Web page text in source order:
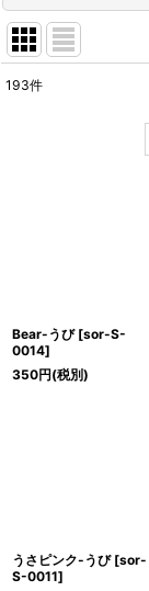
193件
Bear-うび [sor-S-
0014]
350円(税別)
うさピンク-うび [sor-
S-0011]